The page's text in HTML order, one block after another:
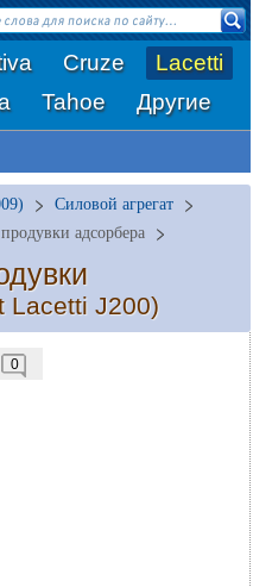
Cruze
Lacetti
Tahoe Другие
Силовой агрегат
адсорбера
Lacetti J200)
0